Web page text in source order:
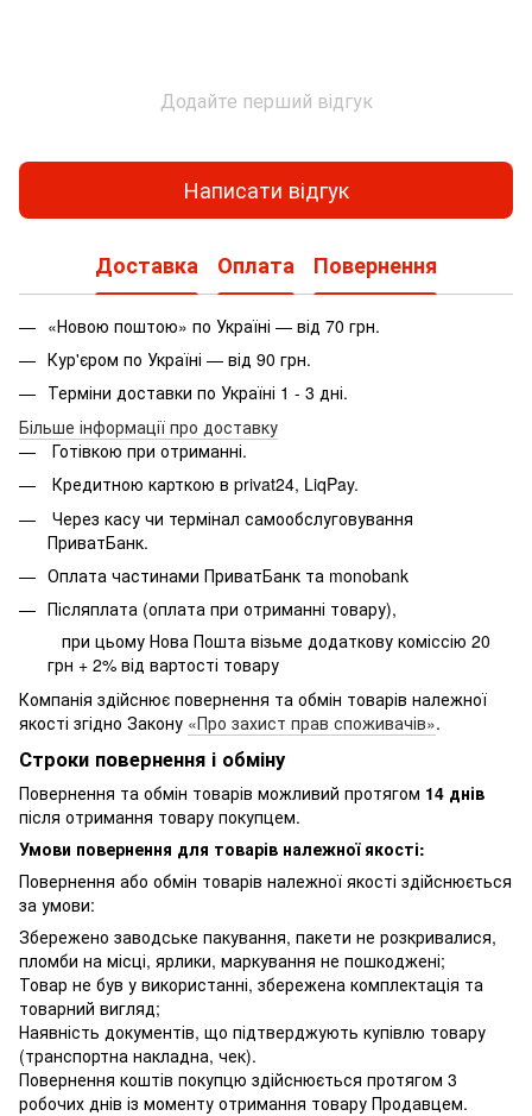
Додайте перший відгук
Написати відгук
Доставка Оплата Повернення
«Новою поштою» по Україні — від 70 грн.
Кур'єром по Україні — від 90 грн.
Терміни доставки по Україні 1 - 3 дні.
Більше інформації про доставку
Готівкою при отриманні.
Кредитною карткою в privat24, LiqPay.
Через касу чи термінал самообслуговування
ПриватБанк.
Оплата частинами ПриватБанк та monobank
Післяплата (оплата при отриманні товару),
при цьому Нова Пошта візьме додаткову коміссію 20
грн + 2% від вартості товару
Компанія здійснює повернення та обмін товарів належної
якості згідно Закону «Про захист прав споживачів».
Строки повернення і обміну
Повернення та обмін товарів можливий протягом 14 днів
після отримання товару покупцем.
Умови повернення для товарів належної якості:
Повернення або обмін товарів належної якості здійснюється
за умови:
Збережено заводське пакування, пакети не розкривалися,
пломби на місці, ярлики, маркування не пошкоджені;
Товар не був у використанні, збережена комплектація та
товарний вигляд;
Наявність документів, що підтверджують купівлю товару
(транспортна накладна, чек).
Повернення коштів покупцю здійснюється протягом 3
робочих днів із моменту отримання товару Продавцем.